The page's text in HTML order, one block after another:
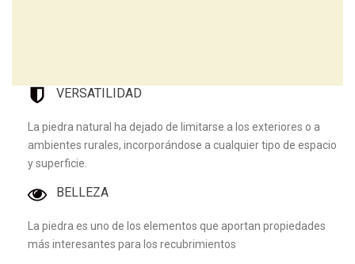
VERSATILIDAD
La piedra natural ha dejado de limitarse a los exteriores o a
ambientes rurales, incorporándose a cualquier tipo de espacio
y superficie.
BELLEZA
La piedra es uno de los elementos que aportan propiedades
más interesantes para los recubrimientos